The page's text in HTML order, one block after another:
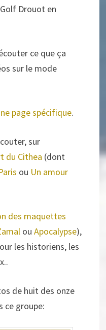
Drouot en
ce que ça
sur le mode
page spécifique.
sur
du Cithea (dont
ou Un amour
des maquettes
ouApocalypse),
les historiens, les
de huit des onze
ce groupe: